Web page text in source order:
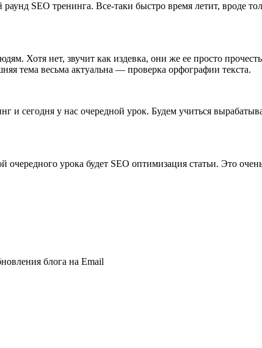
SEO тренинга. Все-таки быстро время летит, вроде
Хотя нет, звучит как издевка, они же ее просто
тема весьма актуальна — проверка орфографии текста.
сегодня у нас очередной урок. Будем учиться
урока будет SEO оптимизация статьи. Это
блога на Email